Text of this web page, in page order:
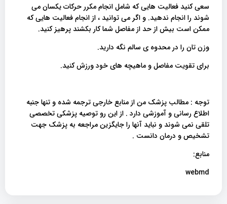
سعی کنید فعالیت هایی که شامل انجام مکرر حرکات یکسان می
شوند را انجام ندهید. و اگر می توانید ، از انجام فعالیت هایی که
ممکن است بیش از حد از مفاصل شما کار بکشند پرهیز کنید.
وزن تان را در محدوه ی سالم نگه دارید.
برای تقویت مفاصل و ماهیچه های خود ورزش کنید.
توجه : مطالب پزشک من از منابع خارجی ترجمه شده و تنها جنبه
اطلاع رسانی و آموزشی دارد . از این رو توصیه پزشکی تخصصی
تلقی نمی شوند و نباید آنها را جایگزین مراجعه به پزشک جهت
تشخیص و درمان دانست .
منابع:
webmd